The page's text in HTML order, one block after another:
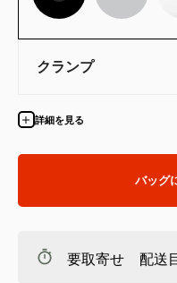
クランプ
詳細を見る
バッグ
要取寄せ 配送